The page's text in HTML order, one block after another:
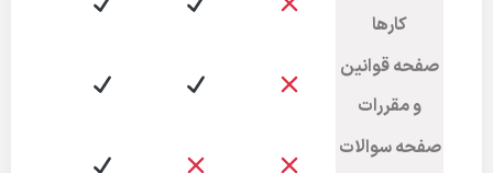
کارها
صفحه قوانین
و مقررات
صفحه سوالات